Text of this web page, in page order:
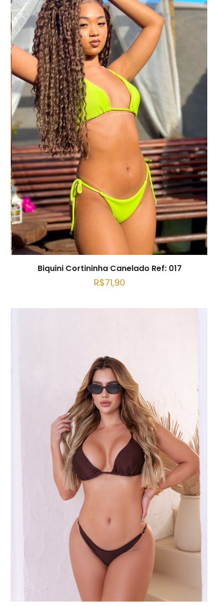
Biquini Cortininha Canelado Ref: 017
R$71,90